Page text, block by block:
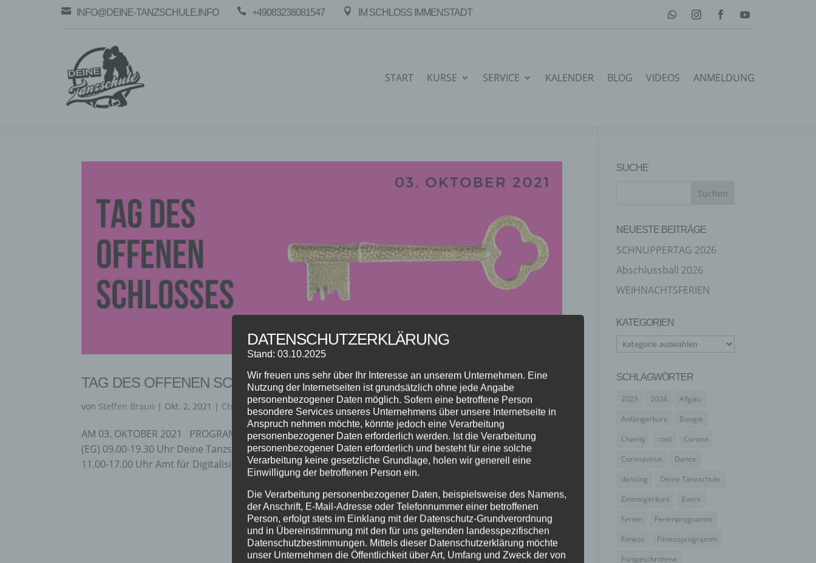
 INFO@DEINE-TANZSCHULE.INFO  +49083238081547  IM SCHLOSS IMMENSTADT
START KURSE SERVICE KALENDER BLOG VIDEOS ANMELDUNG
TAG DES OFFENEN SCHLOSSES
von Steffen Braun | Okt. 2, 2021 | Charity,Event
AM 03. OKTOBER 2021 PROGRAMMÜBERSICHT Durchgängig geöffnet: 11.00-17.00 Uhr Schlosswirtschaft
(EG) 09.00-19.30 Uhr Deine Tanzschule (3. OG) 11.00-17.00 Uhr Studienkreis & Praxis Michalski (1. OG)
11.00-17.00 Uhr Amt für Digitalisierung, Breitband und...
SUCHE
NEUESTE BEITRÄGE
SCHNUPPERTAG 2026
Abschlussball 2026
WEIHNACHTSFERIEN
KATEGORIEN
Kategorien
SCHLAGWÖRTER
2023 2024
Allgäu
Anfängerkurs
Boogie
Charity
cool
Corona
Coronavirus
Dance
dancing
Deine Tanzschule
Einsteigerkurs
Event
Ferien
Ferienprogramm
Fitness
Fitnessprogramm
Fortgeschrittene
DATENSCHUTZERKLÄRUNG
Stand: 03.10.2025
Wir freuen uns sehr über Ihr Interesse an unserem Unternehmen. Eine
Nutzung der Internetseiten ist grundsätzlich ohne jede Angabe
personenbezogener Daten möglich. Sofern eine betroffene Person
besondere Services unseres Unternehmens über unsere Internetseite in
Anspruch nehmen möchte, könnte jedoch eine Verarbeitung
personenbezogener Daten erforderlich werden. Ist die Verarbeitung
personenbezogener Daten erforderlich und besteht für eine solche
Verarbeitung keine gesetzliche Grundlage, holen wir generell eine
Einwilligung der betroffenen Person ein.
Die Verarbeitung personenbezogener Daten, beispielsweise des Namens,
der Anschrift, E-Mail-Adresse oder Telefonnummer einer betroffenen
Person, erfolgt stets im Einklang mit der Datenschutz-Grundverordnung
und in Übereinstimmung mit den für uns geltenden landesspezifischen
Datenschutzbestimmungen. Mittels dieser Datenschutzerklärung möchte
unser Unternehmen die Öffentlichkeit über Art, Umfang und Zweck der von